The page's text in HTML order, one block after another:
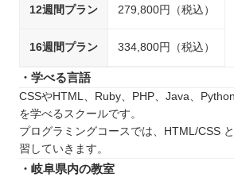
12週間プラン 279,800円（税込）
16週間プラン 334,800円（税込）
・学べる言語
CSSやHTML、Ruby、PHP、Java、
を学べるスクールです。
プログラミングコースでは、HTML/CSS
習していきます。
・岐阜県内の教室